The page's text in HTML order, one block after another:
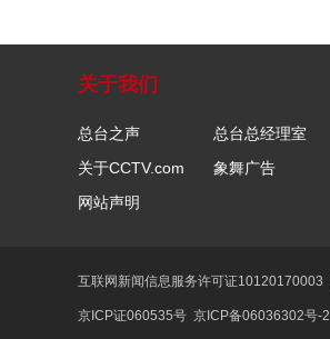
关于我们
总台之声
总台总经理室
关于CCTV.com
象舞广告
网站声明
互联网新闻信息服务许可证10120170003
京ICP证060535号 京ICP备06036302号-2